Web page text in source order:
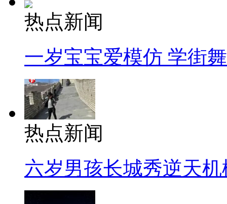
热点新闻
一岁宝宝爱模仿 学街
热点新闻
六岁男孩长城秀逆天机